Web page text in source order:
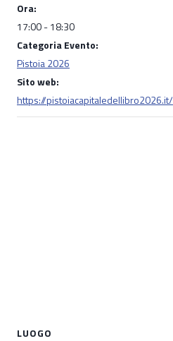
Ora:
17:00 - 18:30
Categoria Evento:
Pistoia 2026
Sito web:
https://pistoiacapitaledellibro2026.it/
LUOGO